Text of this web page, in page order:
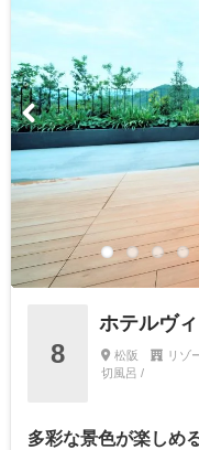
8
ホテルヴ
松阪 リゾ
切風呂 /
多彩な景色が楽しめ